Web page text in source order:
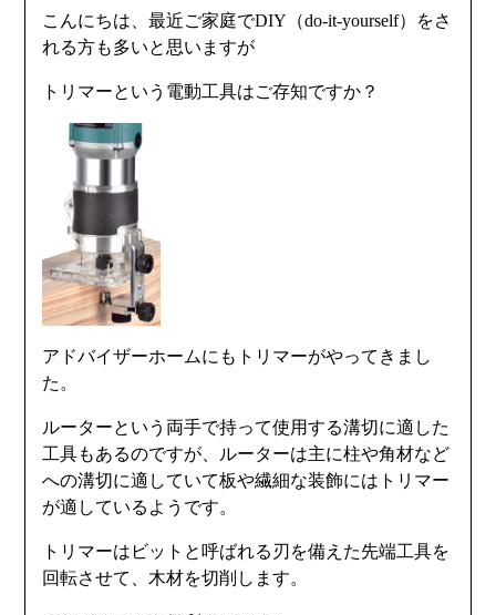
こんにちは、最近ご家庭でDIY（do-it-yourself）をさ
れる方も多いと思いますが
トリマーという電動工具はご存知ですか？
アドバイザーホームにもトリマーがやってきまし
た。
ルーターという両手で持って使用する溝切に適した
工具もあるのですが、ルーターは主に柱や角材など
への溝切に適していて板や繊細な装飾にはトリマー
が適しているようです。
トリマーはビットと呼ばれる刃を備えた先端工具を
回転させて、木材を切削します。